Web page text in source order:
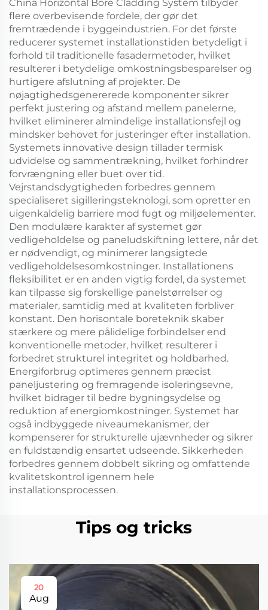
China Horizontal Bore Cladding System tilbyder
flere overbevisende fordele, der gør det
fremtrædende i byggeindustrien. For det første
reducerer systemet installationstiden betydeligt i
forhold til traditionelle fasadermetoder, hvilket
resulterer i betydelige omkostningsbesparelser og
hurtigere afslutning af projekter. De
nøjagtighedsgenererede komponenter sikrer
perfekt justering og afstand mellem panelerne,
hvilket eliminerer almindelige installationsfejl og
mindsker behovet for justeringer efter installation.
Systemets innovative design tillader termisk
udvidelse og sammentrækning, hvilket forhindrer
forvrængning eller buet over tid.
Vejrstandsdygtigheden forbedres gennem
specialiseret sigilleringsteknologi, som opretter en
uigenkaldelig barriere mod fugt og miljøelementer.
Den modulære karakter af systemet gør
vedligeholdelse og paneludskiftning lettere, når det
er nødvendigt, og minimerer langsigtede
vedligeholdelsesomkostninger. Installationens
fleksibilitet er en anden vigtig fordel, da systemet
kan tilpasse sig forskellige panelstørrelser og
materialer, samtidig med at kvaliteten forbliver
konstant. Den horisontale boreteknik skaber
stærkere og mere pålidelige forbindelser end
konventionelle metoder, hvilket resulterer i
forbedret strukturel integritet og holdbarhed.
Energiforbrug optimeres gennem præcist
paneljustering og fremragende isoleringsevne,
hvilket bidrager til bedre bygningsydelse og
reduktion af energiomkostninger. Systemet har
også indbyggede niveaumekanismer, der
kompenserer for strukturelle ujævnheder og sikrer
en fuldstændig ensartet udseende. Sikkerheden
forbedres gennem dobbelt sikring og omfattende
kvalitetskontrol igennem hele
installationsprocessen.
Tips og tricks
20
Aug